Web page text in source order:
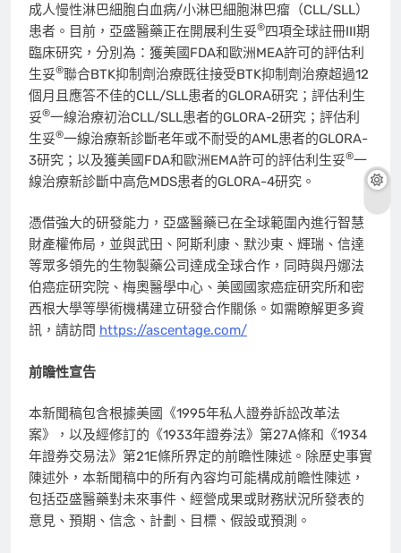
成人慢性淋巴細胞白血病/小淋巴細胞淋巴瘤（CLL/SLL）
患者。目前，亞盛醫藥正在開展利生妥®四項全球註冊III期
臨床研究，分別為：獲美國FDA和歐洲MEA許可的評估利
生妥®聯合BTK抑制劑治療既往接受BTK抑制劑治療超過12
個月且應答不佳的CLL/SLL患者的GLORA研究；評估利生
妥®一線治療初治CLL/SLL患者的GLORA-2研究；評估利
生妥®一線治療新診斷老年或不耐受的AML患者的GLORA-
3研究；以及獲美國FDA和歐洲EMA許可的評估利生妥®一
線治療新診斷中高危MDS患者的GLORA-4研究。
憑借強大的研發能力，亞盛醫藥已在全球範圍內進行智慧
財產權佈局，並與武田、阿斯利康、默沙東、輝瑞、信達
等眾多領先的生物製藥公司達成全球合作，同時與丹娜法
伯癌症研究院、梅奧醫學中心、美國國家癌症研究所和密
西根大學等學術機構建立研發合作關係。如需瞭解更多資
訊，請訪問 https://ascentage.com/
前瞻性宣告
本新聞稿包含根據美國《1995年私人證券訴訟改革法
案》，以及經修訂的《1933年證券法》第27A條和《1934
年證券交易法》第21E條所界定的前瞻性陳述。除歷史事實
陳述外，本新聞稿中的所有內容均可能構成前瞻性陳述，
包括亞盛醫藥對未來事件、經營成果或財務狀況所發表的
意見、預期、信念、計劃、目標、假設或預測。